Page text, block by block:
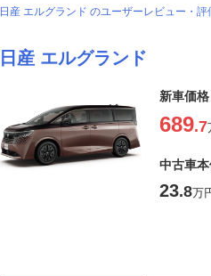
日産 エルグランド のユーザーレビュー・
日産 エルグランド
新車価格
689.7
中古車
23.8万